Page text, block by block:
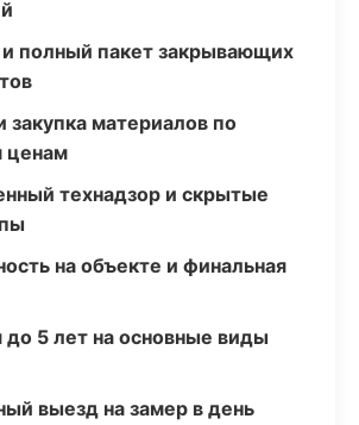
полный пакет закрывающих
закупка материалов по
ценам
технадзор и скрытые
на объекте и финальная
до 5 лет на основные виды
выезд на замер в день